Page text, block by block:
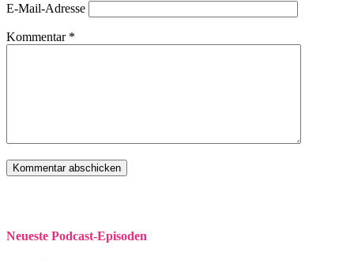
E-Mail-Adresse
Kommentar *
Neueste Podcast-Episoden